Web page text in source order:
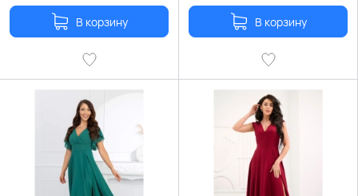
В корзину В корзину